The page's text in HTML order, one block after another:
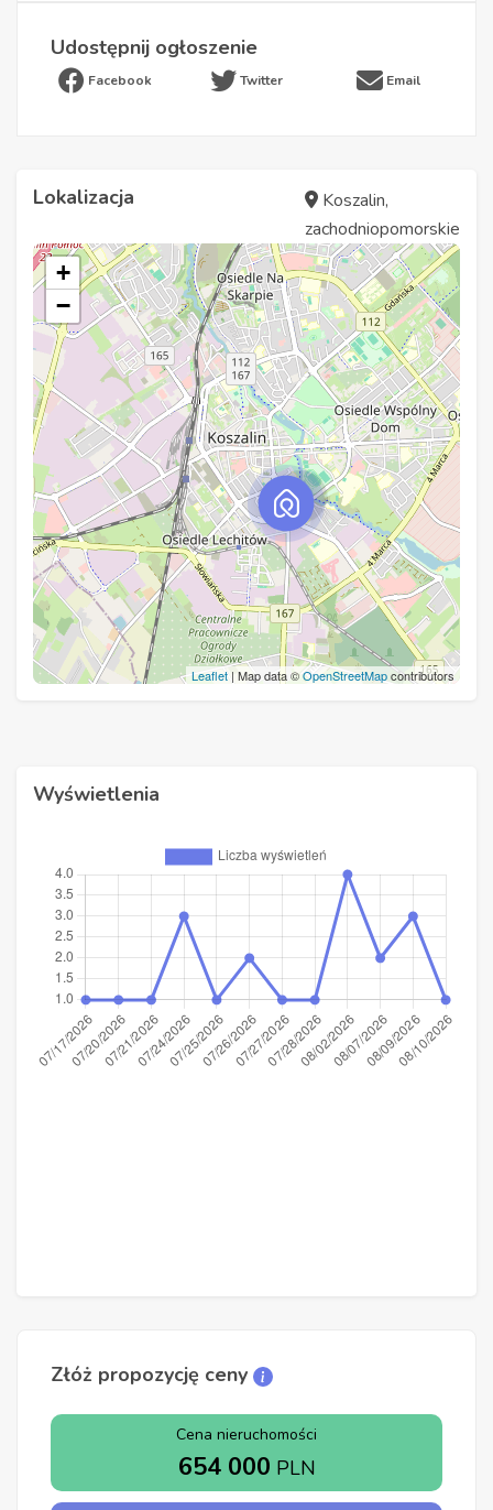
Udostępnij ogłoszenie
Facebook Twitter Email
Lokalizacja
Koszalin,
zachodniopomorskie
+
−
Leaflet| Map data ©OpenStreetMapcontributors
Wyświetlenia
Złóż propozycję ceny
Cena nieruchomości
654 000 PLN